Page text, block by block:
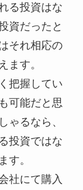
る投資はな
資だったと
それ相応の
ます。
把握してい
可能だと思
ゃるなら、
投資ではな
す。
社にて購入